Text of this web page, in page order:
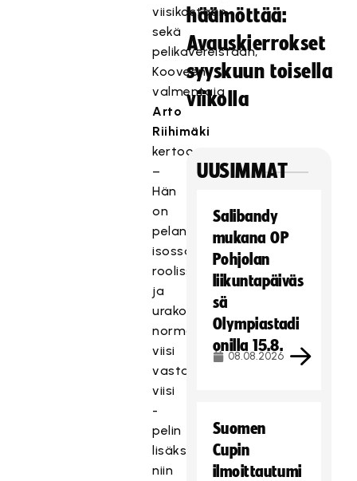
viisikostaan
sekä
pelikavereistaan,
Kooveen
valmentaja
Arto
Riihimäki
kertoo.
–
Hän
on
pelannut
isossa
roolissa
ja
urakoi
normaalin
viisi
vastaan
viisi
-
pelin
lisäksi
niin
häämöttää:
Avauskierrokset
syyskuun toisella
viikolla
UUSIMMAT
Salibandy
mukana OP
Pohjolan
liikuntapäiväs
sä
Olympiastadi
onilla 15.8.
08.08.2026
Suomen
Cupin
ilmoittautumi